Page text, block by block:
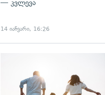
— კვლევა
14 იანვარი, 16:26